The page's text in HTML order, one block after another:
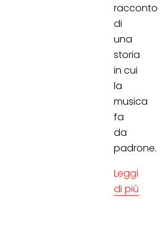
racconto
di
una
storia
in cui
la
musica
fa
da
padrone.
Leggi
di più